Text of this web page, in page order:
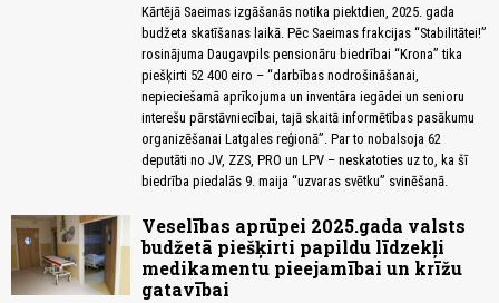
Kārtējā Saeimas izgāšanās notika piektdien, 2025. gada
budžeta skatīšanas laikā. Pēc Saeimas frakcijas “Stabilitātei!”
rosinājuma Daugavpils pensionāru biedrībai “Krona” tika
piešķirti 52 400 eiro – “darbības nodrošināšanai,
nepieciešamā aprīkojuma un inventāra iegādei un senioru
interešu pārstāvniecībai, tajā skaitā informētības pasākumu
organizēšanai Latgales reģionā”. Par to nobalsoja 62
deputāti no JV, ZZS, PRO un LPV – neskatoties uz to, ka šī
biedrība piedalās 9. maija “uzvaras svētku” svinēšanā.
Veselības aprūpei 2025.gada valsts
budžetā piešķirti papildu līdzekļi
medikamentu pieejamībai un krīžu
gatavībai